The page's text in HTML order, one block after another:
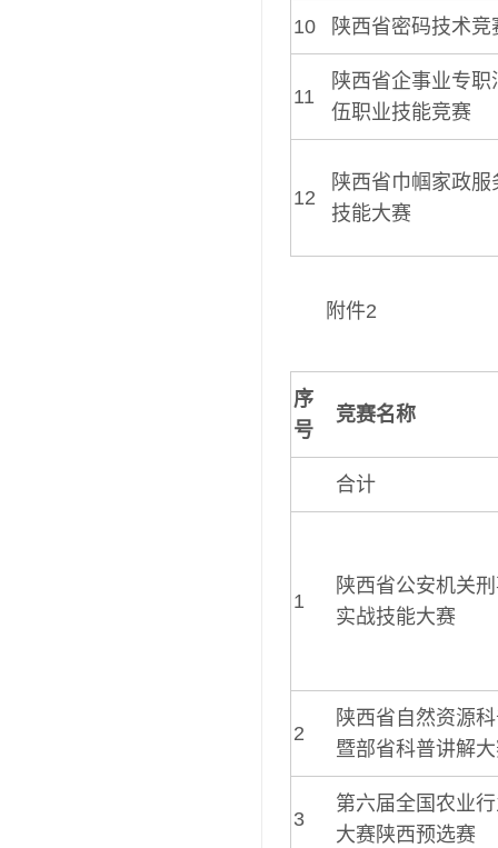
10 陕西省密码技术竞
11
陕西省企事业专职
伍职业技能竞赛
12
陕西省巾帼家政服
技能大赛
附件2
序
号
竞赛名称
合计
1
陕西省公安机关
实战技能大赛
2
陕西省自然资源
暨部省科普讲解
3
第六届全国农业
大赛陕西预选赛